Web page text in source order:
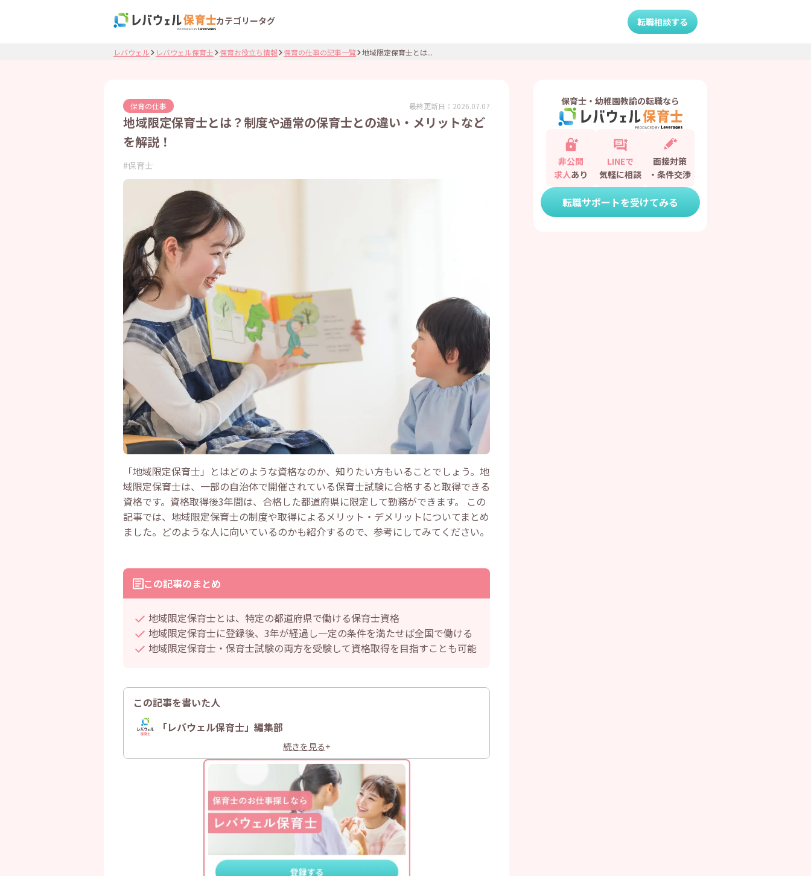
カテゴリータグ 転職相談する
レバウェル レバウェル保育士 保育お役立ち情報 保育の仕事の記事一覧 地域限定保育士とは...
保育の仕事 最終更新日： 2026.07.07
地域限定保育士とは？制度や通常の保育士との違い・メリットなど
を解説！
#保育士
「地域限定保育士」とはどのような資格なのか、知りたい方もいることでしょう。地
域限定保育士は、一部の自治体で開催されている保育士試験に合格すると取得できる
資格です。資格取得後3年間は、合格した都道府県に限定して勤務ができます。 この
記事では、地域限定保育士の制度や取得によるメリット・デメリットについてまとめ
ました。どのような人に向いているのかも紹介するので、参考にしてみてください。
この記事のまとめ
地域限定保育士とは、特定の都道府県で働ける保育士資格
地域限定保育士に登録後、3年が経過し一定の条件を満たせば全国で働ける
地域限定保育士・保育士試験の両方を受験して資格取得を目指すことも可能
この記事を書いた人
「レバウェル保育士」編集部
続きを見る+
保育士・幼稚園教諭の転職なら
非公開
求人あり
LINEで
気軽に相談
面接対策
・条件交渉
転職サポートを受けてみる